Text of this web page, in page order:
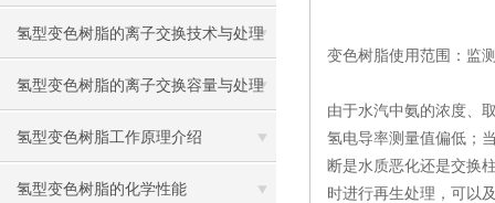
氢型变色树脂的离子交换技术与处理
氢型变色树脂的离子交换容量与处理
氢型变色树脂工作原理介绍
氢型变色树脂的化学性能
变色树脂使用范围：监
由于水汽中氨的浓度、
氢电导率测量值偏低；
断是水质恶化还是交换
时进行再生处理，可以